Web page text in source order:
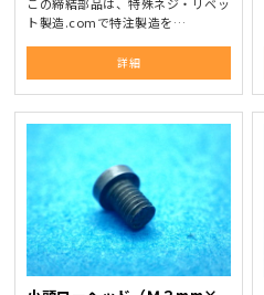
ト製造.comで特注製造を…
詳細